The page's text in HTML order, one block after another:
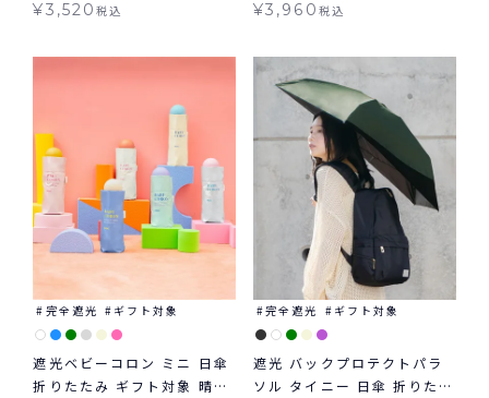
¥3,520税込 ¥3,960 税込
完全遮光 ギフト対象
遮光ベビーコロン ミニ 日傘
折りたたみ ギフト対象 晴雨
完全遮光 ギフト対象
遮光 バックプロテクトパラ
ソル タイニー 日傘 折りたた